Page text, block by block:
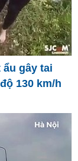
gây tai
130 km/h